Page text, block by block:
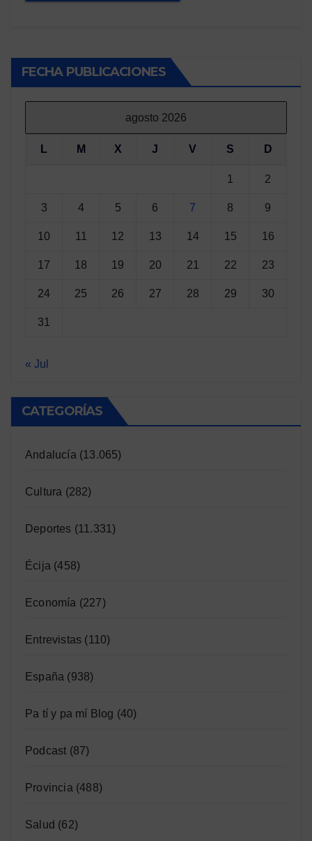
FECHA PUBLICACIONES
agosto 2026
L M X J V S D
1 2
3 4 5 6 7 8 9
10 11 12 13 14 15 16
17 18 19 20 21 22 23
24 25 26 27 28 29 30
31
« Jul
CATEGORÍAS
Andalucía (13.065)
Cultura (282)
Deportes (11.331)
Écija (458)
Economía (227)
Entrevistas (110)
España (938)
Pa tí y pa mí Blog (40)
Podcast (87)
Provincia (488)
Salud (62)